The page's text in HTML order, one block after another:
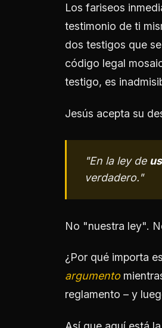
Los fariseos
testimonio de ti
dos testigos que
código legal
testigo, es
Jesús acepta su
"En la ley de
verdadero."
No "nuestra ley".
¿Por qué importa
argumento
reglamento – y